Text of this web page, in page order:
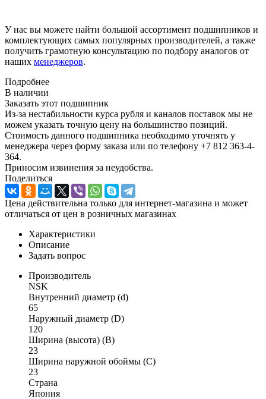
У нас вы можете найти большой ассортимент подшипников и
комплектующих самых популярных производителей, а также
получить грамотную консультацию по подбору аналогов от
наших менеджеров.
Подробнее
В наличии
Заказать этот подшипник
Из-за нестабильности курса рубля и каналов поставок мы не
можем указать точную цену на большинство позиций.
Стоимость данного подшипника необходимо уточнять у
менеджера через форму заказа или по телефону +7 812 363-4-
364.
Приносим извинения за неудобства.
Поделиться
Цена действительна только для интернет-магазина и может
отличаться от цен в розничных магазинах
Характеристики
Описание
Задать вопрос
Производитель
NSK
Внутренний диаметр (d)
65
Наружный диаметр (D)
120
Ширина (высота) (B)
23
Ширина наружной обоймы (C)
23
Страна
Япония